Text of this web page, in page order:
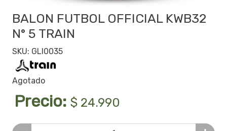
BALON FUTBOL OFFICIAL KWB32
N° 5 TRAIN
SKU: GLI0035
Agotado
Precio: $ 24.990